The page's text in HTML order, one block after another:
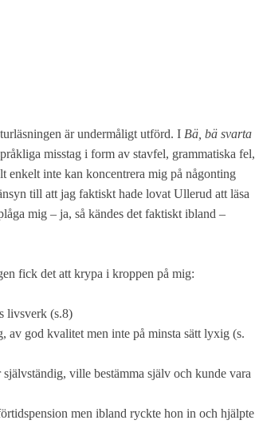
är undermåligt utförd. I Bä, bä svarta
misstag i form av stavfel, grammatiska fel,
enkelt inte kan koncentrera mig på någonting
till att jag faktiskt hade lovat Ullerud att läsa
mig – ja, så kändes det faktiskt ibland –
fick det att krypa i kroppen på mig:
livsverk (s.8)
god kvalitet men inte på minsta sätt lyxig (s.
ville bestämma själv och kunde vara
men ibland ryckte hon in och hjälpte